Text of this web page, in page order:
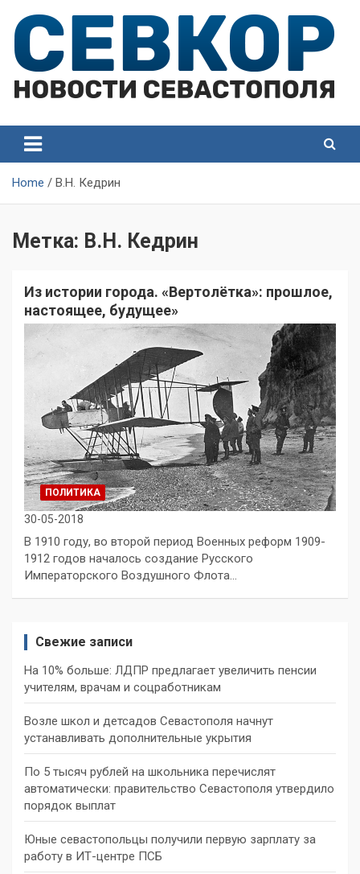
content
Севастополя
Севастополя
Home В.Н. Кедрин
Метка: В.Н. Кедрин
Из истории города. «Вертолётка»: прошлое,
настоящее, будущее»
ПОЛИТИКА
30-05-2018
В 1910 году, во второй период Военных реформ 1909-
1912 годов началось создание Русского
Императорского Воздушного Флота…
Свежие записи
На 10% больше: ЛДПР предлагает увеличить пенсии
учителям, врачам и соцработникам
Возле школ и детсадов Севастополя начнут
устанавливать дополнительные укрытия
По 5 тысяч рублей на школьника перечислят
автоматически: правительство Севастополя утвердило
порядок выплат
Юные севастопольцы получили первую зарплату за
работу в ИТ-центре ПСБ